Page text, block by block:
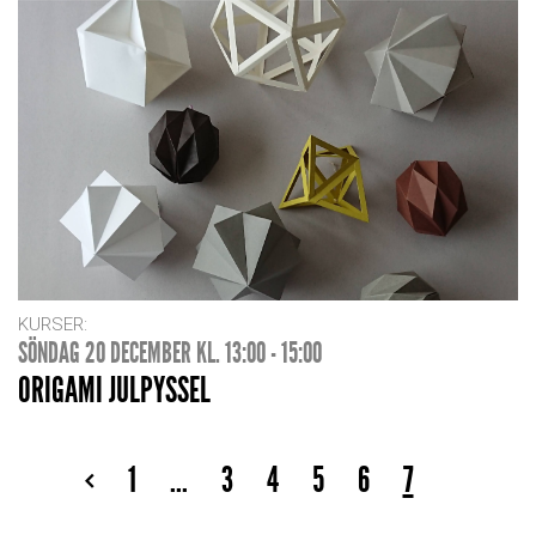
KURSER:
SÖNDAG 20 DECEMBER KL. 13:00 - 15:00
ORIGAMI JULPYSSEL
1 ... 3 4 5 6 7